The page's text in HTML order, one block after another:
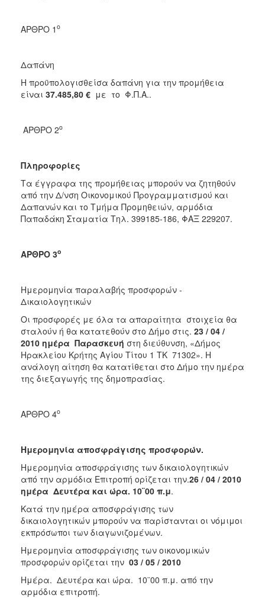
ΑΡΘΡΟ 1 ο
Δαπάνη
Η προϋπολογισθείσα δαπάνη για την προμήθεια
είναι 37.485,80 € με το Φ.Π.Α..
ΑΡΘΡΟ 2ο
Πληροφορίες
Τα έγγραφα της προμήθειας μπορούν να ζητηθούν
από την Δ/νση Οικονομικού Προγραμματισμού και
Δαπανών και το Τμήμα Προμηθειών, αρμόδια
Παπαδάκη Σταματία Τηλ. 399185-186, ΦΑΞ 229207.
ΑΡΘΡΟ 3ο
Ημερομηνία παραλαβής προσφορών -
Δικαιολογητικών
Οι προσφορές με όλα τα απαραίτητα στοιχεία θα
σταλούν ή θα κατατεθούν στο Δήμο στις. 23 / 04 /
2010 ημέρα Παρασκευή στη διεύθυνση, «Δήμος
Ηρακλείου Κρήτης Αγίου Τίτου 1 ΤΚ 71302». Η
ανάλογη αίτηση θα κατατίθεται στο Δήμο την ημέρα
της διεξαγωγής της δημοπρασίας.
ΑΡΘΡΟ 4ο
Ημερομηνία αποσφράγισης προσφορών.
Ημερομηνία αποσφράγισης των δικαιολογητικών
από την αρμόδια Επιτροπή ορίζεται την.26 / 04 / 2010
ημέρα Δευτέρα και ώρα. 10¨00 π.μ.
Κατά την ημέρα αποσφράγισης των
δικαιολογητικών μπορούν να παρίστανται οι νόμιμοι
εκπρόσωποι των διαγωνιζομένων.
Ημερομηνία αποσφράγισης των οικονομικών
προσφορών ορίζεται την 03 / 05 / 2010
Ημέρα. Δευτέρα και ώρα. 10¨00 π.μ. από την
αρμόδια επιτροπή.